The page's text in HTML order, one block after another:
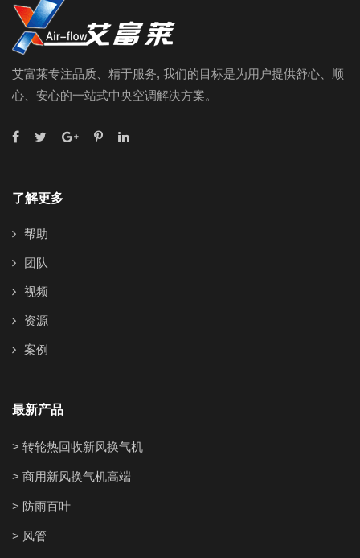
艾富莱专注品质、精于服务, 我们的目标是为用户提供舒心、顺
心、安心的一站式中央空调解决方案。
了解更多
帮助
团队
视频
资源
案例
最新产品
> 转轮热回收新风换气机
> 商用新风换气机高端
> 防雨百叶
> 风管